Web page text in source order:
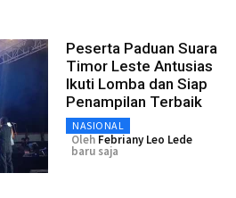
Peserta Paduan Suara
Timor Leste Antusias
Ikuti Lomba dan Siap
Penampilan Terbaik
NASIONAL
Oleh Febriany Leo Lede
baru saja